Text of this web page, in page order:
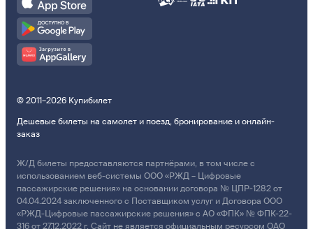
© 2011–2026 Купибилет
Дешевые билеты на самолет и поезд, бронирование и онлайн-
заказ
Ж/Д билеты предоставляются партнёрами, в том числе с
использованием веб-системы ООО «РЖД – Цифровые
пассажирские решения» на основании договора № ЦПР-1282 от
04.04.2024 заключенного с Поставщиком услуг и Договора ООО
«РЖД-Цифровые пассажирские решения» с АО «ФПК» № ФПК-22-
316 от 27.12.2022 г. Сайт не является официальным ресурсом ОАО